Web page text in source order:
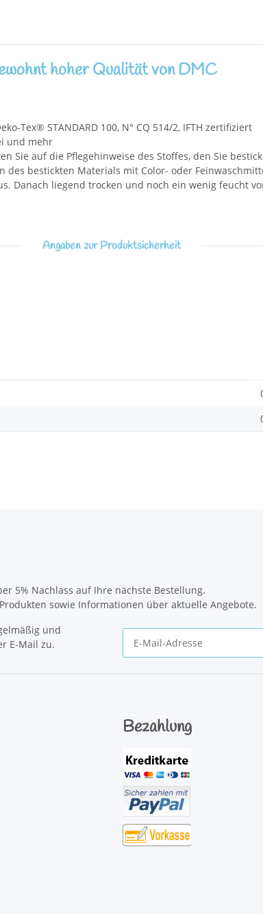
hoher Qualität von DMC
Tex® STANDARD 100, N° CQ 514/2, IFTH zertifiziert
und mehr
Sie auf die Pflegehinweise des Stoffes, den Sie
des bestickten Materials mit Color- oder
Danach liegend trocken und noch ein wenig feucht
Angaben zur Produktsicherheit
5% Nachlass auf Ihre nächste Bestellung.
sowie Informationen über aktuelle Angebote.
und
E-Mail zu.
Bezahlung